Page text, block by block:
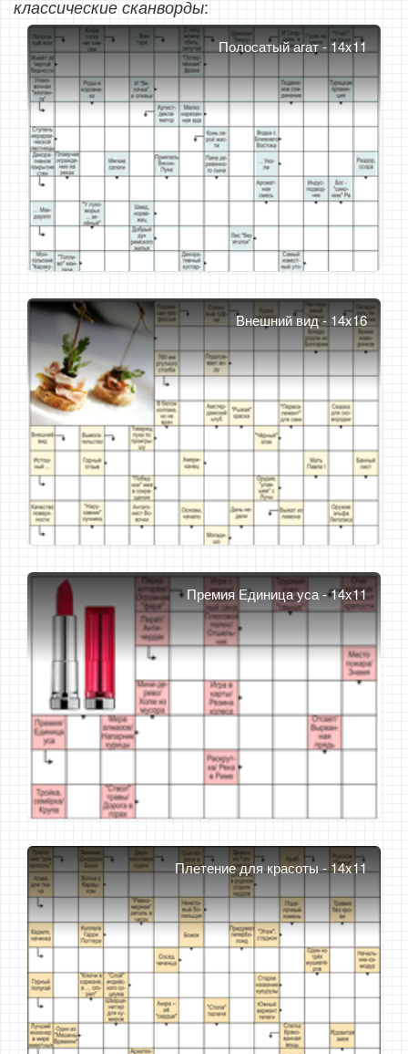
классические сканворды:
Полосатый агат - 14x11
Внешний вид - 14x16
Премия Единица уса - 14x11
Плетение для красоты - 14x11